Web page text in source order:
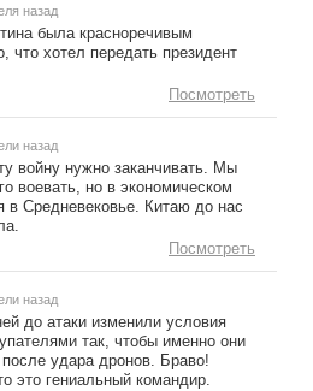
назад
была красноречивым
что хотел передать президент
Посмотреть
назад
войну нужно заканчивать. Мы
воевать, но в экономическом
в Средневековье. Китаю до нас
Посмотреть
назад
до атаки изменили условия
так, чтобы именно они
удара дронов. Браво!
это гениальный командир.